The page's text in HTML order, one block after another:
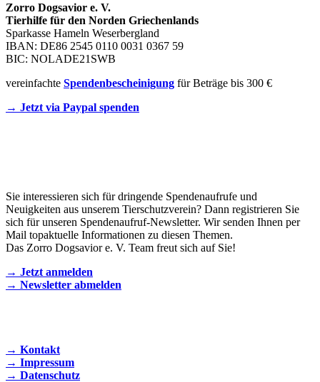
Zorro Dogsavior e. V.
Tierhilfe für den Norden Griechenlands
Sparkasse Hameln Weserbergland
IBAN: DE86 2545 0110 0031 0367 59
BIC: NOLADE21SWB
vereinfachte Spendenbescheinigung für Beträge bis 300 €
→ Jetzt via Paypal spenden
Sie interessieren sich für dringende Spendenaufrufe und
Neuigkeiten aus unserem Tierschutzverein? Dann registrieren Sie
sich für unseren Spendenaufruf-Newsletter. Wir senden Ihnen per
Mail topaktuelle Informationen zu diesen Themen.
Das Zorro Dogsavior e. V. Team freut sich auf Sie!
→ Jetzt anmelden
→ Newsletter abmelden
→ Kontakt
→ Impressum
→ Datenschutz